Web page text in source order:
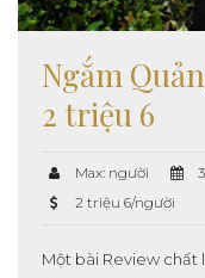
Ngắm
2 triệu 6
Max: người
2 triệu 6/người
Một bài Review chất